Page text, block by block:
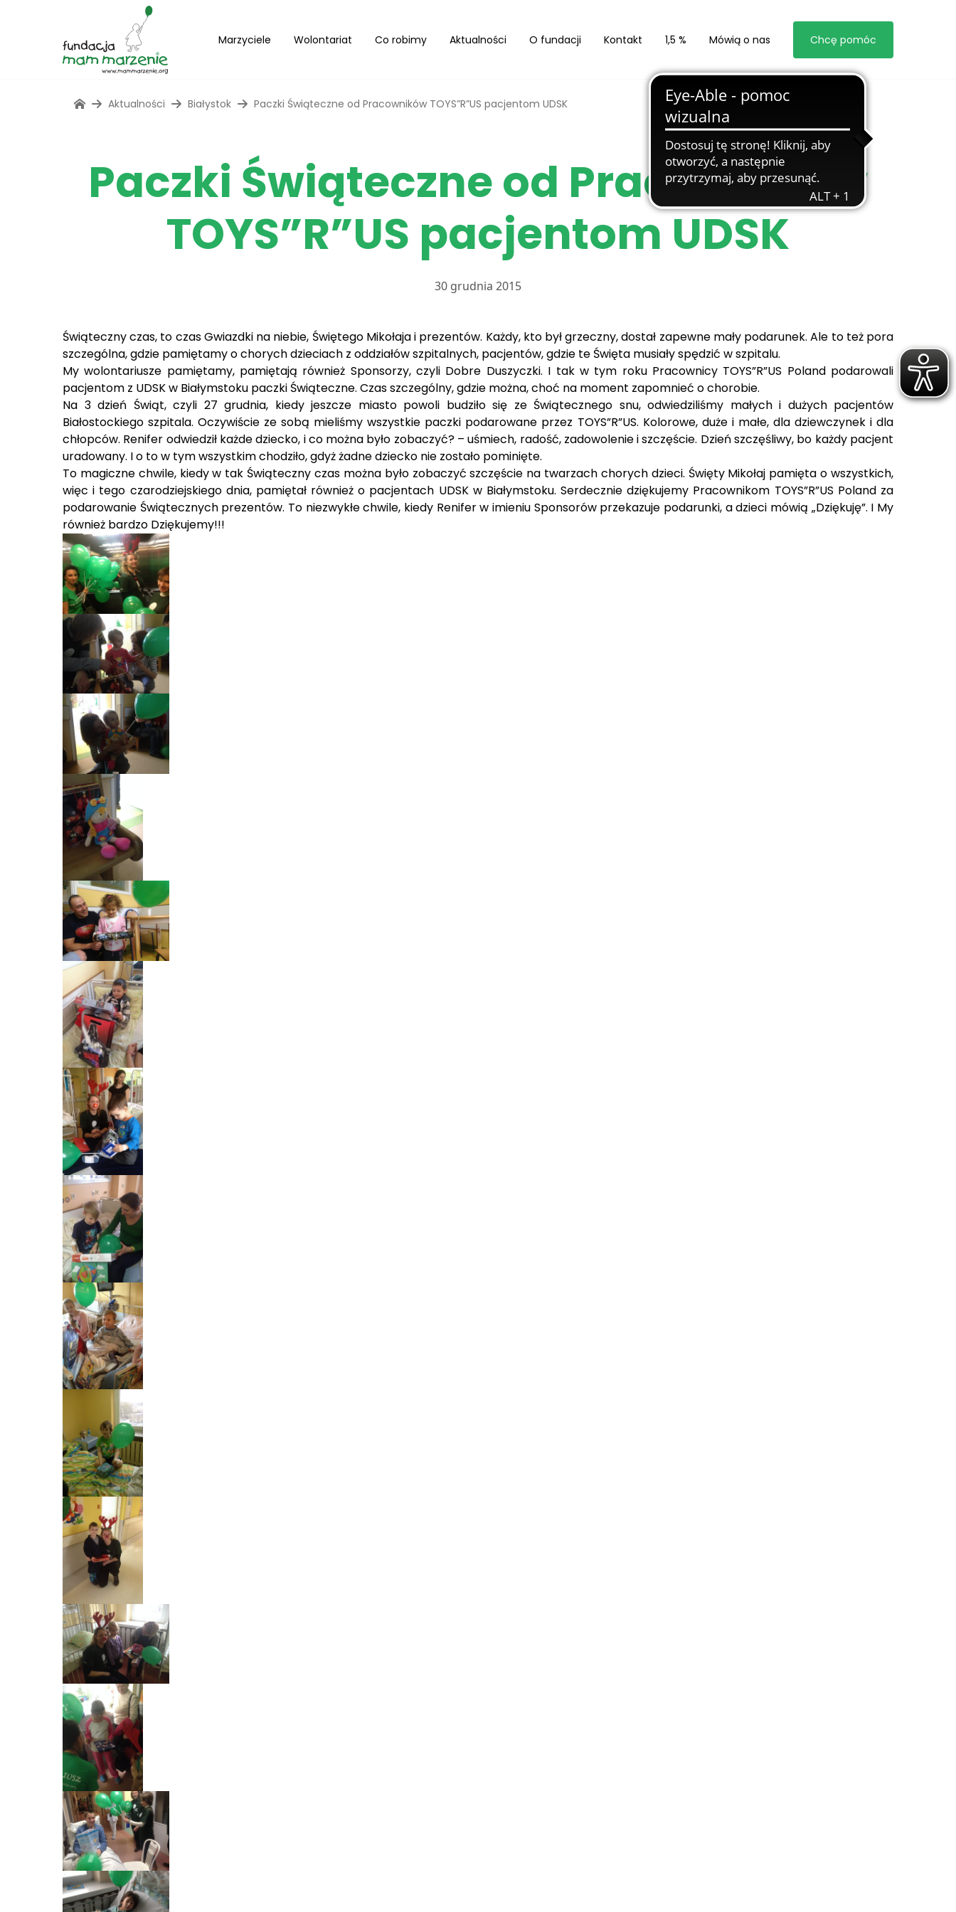
Marzyciele Wolontariat Co robimy Aktualności O fundacji Kontakt 1,5 % Mówią o nas Chcę pomóc
Aktualności Białystok Paczki Świąteczne od Pracowników TOYS”R”US pacjentom UDSK
Paczki Świąteczne od Pracowników
TOYS”R”US pacjentom UDSK
30 grudnia 2015
Świąteczny czas, to czas Gwiazdki na niebie, Świętego Mikołaja i prezentów. Każdy, kto był grzeczny, dostał zapewne mały podarunek. Ale to też pora
szczególna, gdzie pamiętamy o chorych dzieciach z oddziałów szpitalnych, pacjentów, gdzie te Święta musiały spędzić w szpitalu.
My wolontariusze pamiętamy, pamiętają również Sponsorzy, czyli Dobre Duszyczki. I tak w tym roku Pracownicy TOYS”R”US Poland podarowali
pacjentom z UDSK w Białymstoku paczki Świąteczne. Czas szczególny, gdzie można, choć na moment zapomnieć o chorobie.
Na 3 dzień Świąt, czyli 27 grudnia, kiedy jeszcze miasto powoli budziło się ze Świątecznego snu, odwiedziliśmy małych i dużych pacjentów
Białostockiego szpitala. Oczywiście ze sobą mieliśmy wszystkie paczki podarowane przez TOYS”R”US. Kolorowe, duże i małe, dla dziewczynek i dla
chłopców. Renifer odwiedził każde dziecko, i co można było zobaczyć? – uśmiech, radość, zadowolenie i szczęście. Dzień szczęśliwy, bo każdy pacjent
uradowany. I o to w tym wszystkim chodziło, gdyż żadne dziecko nie zostało pominięte.
To magiczne chwile, kiedy w tak Świąteczny czas można było zobaczyć szczęście na twarzach chorych dzieci. Święty Mikołaj pamięta o wszystkich,
więc i tego czarodziejskiego dnia, pamiętał również o pacjentach UDSK w Białymstoku. Serdecznie dziękujemy Pracownikom TOYS”R”US Poland za
podarowanie Świątecznych prezentów. To niezwykłe chwile, kiedy Renifer w imieniu Sponsorów przekazuje podarunki, a dzieci mówią „Dziękuję”. I My
również bardzo Dziękujemy!!!